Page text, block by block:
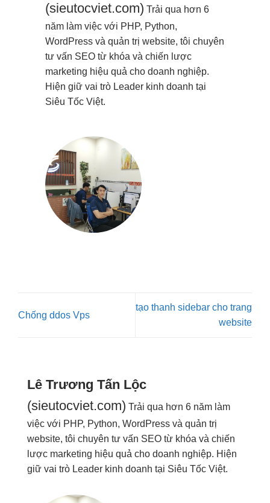
(sieutocviet.com) Trải qua hơn 6
năm làm việc với PHP, Python,
WordPress và quản trị website, tôi chuyên
tư vấn SEO từ khóa và chiến lược
marketing hiệu quả cho doanh nghiệp.
Hiện giữ vai trò Leader kinh doanh tại
Siêu Tốc Việt.
Chống ddos Vps
tạo thanh sidebar cho trang
website
Lê Trương Tấn Lộc
(sieutocviet.com) Trải qua hơn 6 năm làm
việc với PHP, Python, WordPress và quản trị
website, tôi chuyên tư vấn SEO từ khóa và chiến
lược marketing hiệu quả cho doanh nghiệp. Hiện
giữ vai trò Leader kinh doanh tại Siêu Tốc Việt.